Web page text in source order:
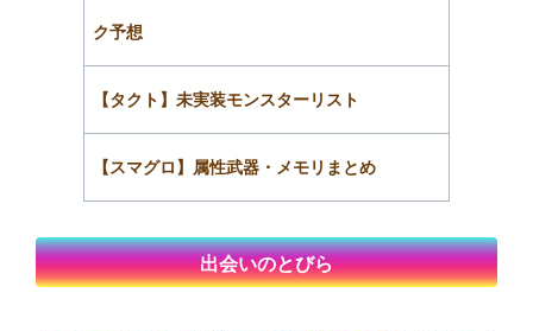
ク予想
【タクト】未実装モンスターリスト
【スマグロ】属性武器・メモリまとめ
出会いのとびら